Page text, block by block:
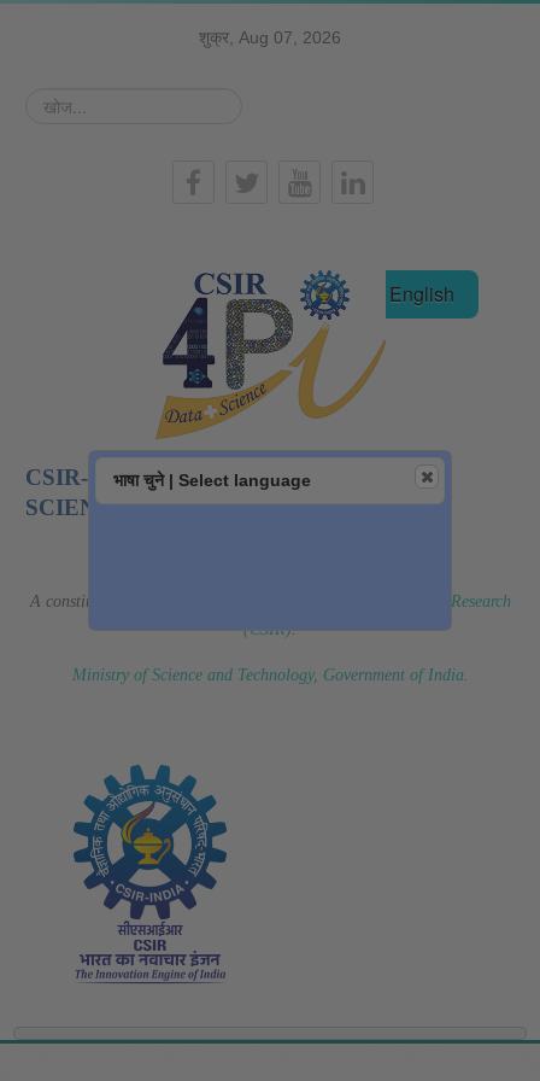
शुक्र, Aug 07, 2026
खोज...
हिन्दी English
CSIR-NATIONAL INSTITUTE OF DATA
SCIENCE AND AI
A constituent laboratory of
Council of Scientific & Industrial Research
(CSIR).
Ministry of Science and Technology, Government of India.
भाषा चुने | Select language